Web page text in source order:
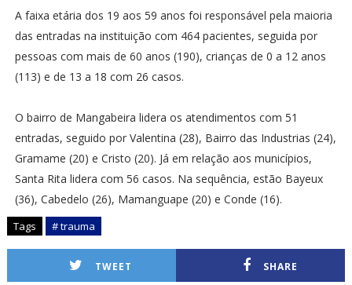
A faixa etária dos 19 aos 59 anos foi responsável pela maioria
das entradas na instituição com 464 pacientes, seguida por
pessoas com mais de 60 anos (190), crianças de 0 a 12 anos
(113) e de 13 a 18 com 26 casos.
O bairro de Mangabeira lidera os atendimentos com 51
entradas, seguido por Valentina (28), Bairro das Industrias (24),
Gramame (20) e Cristo (20). Já em relação aos municípios,
Santa Rita lidera com 56 casos. Na sequência, estão Bayeux
(36), Cabedelo (26), Mamanguape (20) e Conde (16).
Tags # trauma
TWEET SHARE